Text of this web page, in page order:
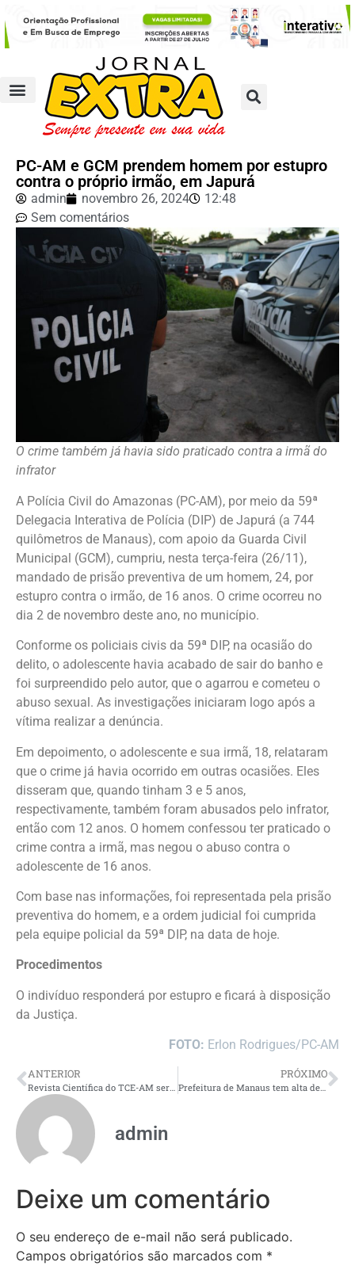
PC-AM e GCM prendem homem por estupro
contra o próprio irmão, em Japurá
admin novembro 26, 2024
12:48
Sem comentários
O crime também já havia sido praticado contra a irmã do
infrator
A Polícia Civil do Amazonas (PC-AM), por meio da 59ª
Delegacia Interativa de Polícia (DIP) de Japurá (a 744
quilômetros de Manaus), com apoio da Guarda Civil
Municipal (GCM), cumpriu, nesta terça-feira (26/11),
mandado de prisão preventiva de um homem, 24, por
estupro contra o irmão, de 16 anos. O crime ocorreu no
dia 2 de novembro deste ano, no município.
Conforme os policiais civis da 59ª DIP, na ocasião do
delito, o adolescente havia acabado de sair do banho e
foi surpreendido pelo autor, que o agarrou e cometeu o
abuso sexual. As investigações iniciaram logo após a
vítima realizar a denúncia.
Em depoimento, o adolescente e sua irmã, 18, relataram
que o crime já havia ocorrido em outras ocasiões. Eles
disseram que, quando tinham 3 e 5 anos,
respectivamente, também foram abusados pelo infrator,
então com 12 anos. O homem confessou ter praticado o
crime contra a irmã, mas negou o abuso contra o
adolescente de 16 anos.
Com base nas informações, foi representada pela prisão
preventiva do homem, e a ordem judicial foi cumprida
pela equipe policial da 59ª DIP, na data de hoje.
Procedimentos
O indivíduo responderá por estupro e ficará à disposição
da Justiça.
FOTO: Erlon Rodrigues/PC-AM
ANTERIOR PRÓXIMO
Prefeitura de Manaus tem alta de 12% em notificações de obras irregulares na capital
admin
Deixe um comentário
O seu endereço de e-mail não será publicado.
Campos obrigatórios são marcados com *